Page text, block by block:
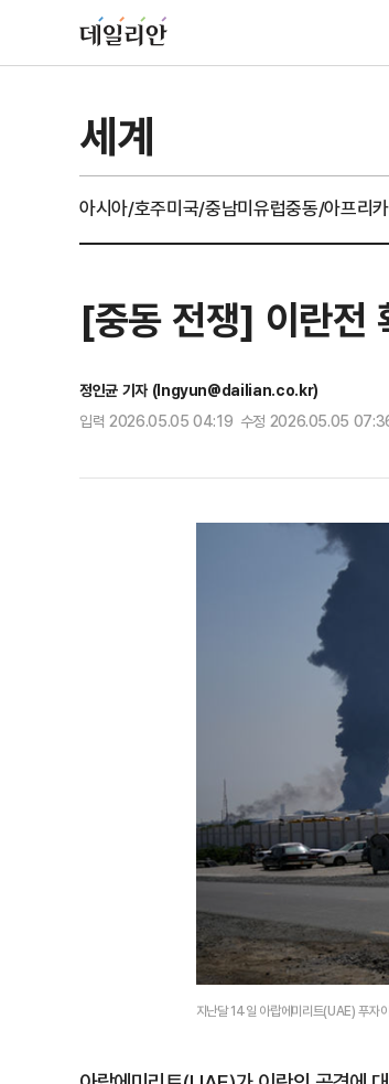
세계
아시아/호주미국/중남미유럽중동/아프리카
[중동 전쟁] 이란전
정인균 기자 (Ingyun@dailian.co.kr)
입력 2026.05.05 04:19 수정 2026.05.05
지난달 14일 아랍에미리트(UAE) 푸자